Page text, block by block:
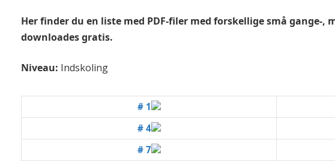
Her finder du en liste med PDF-filer med forskellige små
downloades gratis.
Niveau: Indskoling
# 1
# 4
# 7